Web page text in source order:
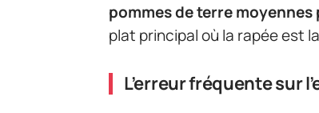
pommes de terre
plat principal où la rapée est
L’erreur fréquente sur